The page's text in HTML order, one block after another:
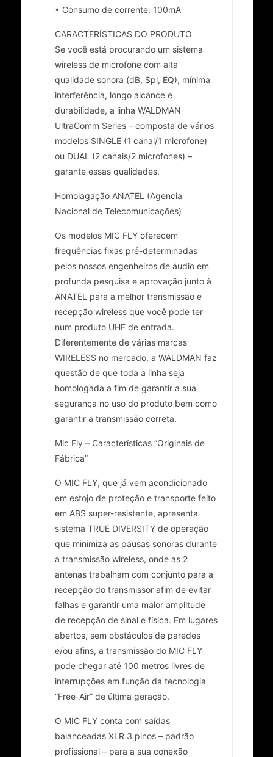
• Consumo de corrente: 100mA
CARACTERÍSTICAS DO PRODUTO
Se você está procurando um sistema
wireless de microfone com alta
qualidade sonora (dB, Spl, EQ), mínima
interferência, longo alcance e
durabilidade, a linha WALDMAN
UltraComm Series – composta de vários
modelos SINGLE (1 canal/1 microfone)
ou DUAL (2 canais/2 microfones) –
garante essas qualidades.
Homolagação ANATEL (Agencia
Nacional de Telecomunicações)
Os modelos MIC FLY oferecem
frequências fixas pré-determinadas
pelos nossos engenheiros de áudio em
profunda pesquisa e aprovação junto à
ANATEL para a melhor transmissão e
recepção wireless que você pode ter
num produto UHF de entrada.
Diferentemente de várias marcas
WIRELESS no mercado, a WALDMAN faz
questão de que toda a linha seja
homologada a fim de garantir a sua
segurança no uso do produto bem como
garantir a transmissão correta.
Mic Fly – Características “Originais de
Fábrica”
O MIC FLY, que já vem acondicionado
em estojo de proteção e transporte feito
em ABS super-resistente, apresenta
sistema TRUE DIVERSITY de operação
que minimiza as pausas sonoras durante
a transmissão wireless, onde as 2
antenas trabalham com conjunto para a
recepção do transmissor afim de evitar
falhas e garantir uma maior amplitude
de recepção de sinal e física. Em lugares
abertos, sem obstáculos de paredes
e/ou afins, a transmissão do MIC FLY
pode chegar até 100 metros livres de
interrupções em função da tecnologia
“Free-Air” de última geração.
O MIC FLY conta com saídas
balanceadas XLR 3 pinos – padrão
profissional – para a sua conexão